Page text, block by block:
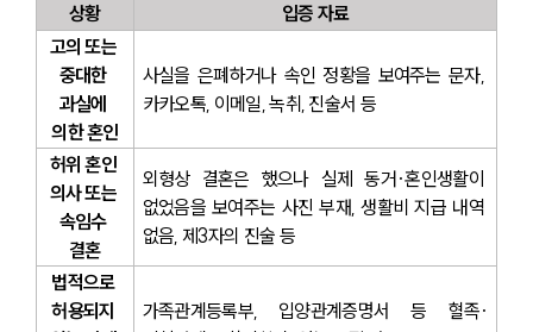
상황
입증 자료
고의 또는
중대한
과실에
의한 혼인
사실을 은폐하거나 속인 정황을 보여주는 문자,
카카오톡, 이메일, 녹취, 진술서 등
허위 혼인
의사 또는
속임수
결혼
외형상 결혼은 했으나 실제 동거·혼인생활이
없었음을 보여주는 사진 부재, 생활비 지급 내역
없음, 제3자의 진술 등
법적으로
허용되지
가족관계등록부, 입양관계증명서 등 혈족·